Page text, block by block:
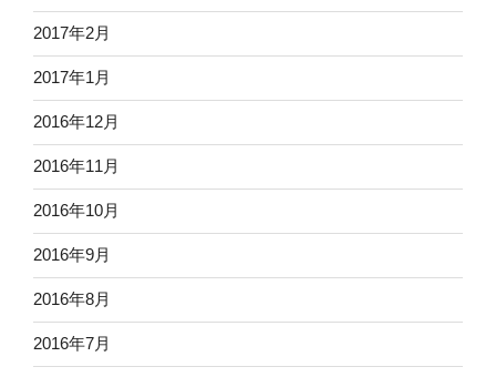
2017年2月
2017年1月
2016年12月
2016年11月
2016年10月
2016年9月
2016年8月
2016年7月